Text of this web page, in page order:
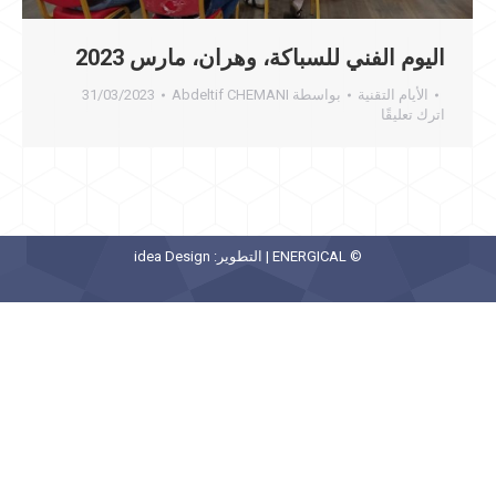
اليوم الفني للسباكة، وهران، مارس 2023
الأيام التقنية بواسطة Abdeltif CHEMANI
31/03/2023
اترك تعليقًا
© ENERGICAL | التطوير: idea Design